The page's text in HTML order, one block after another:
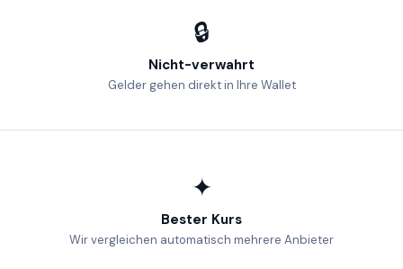
🔒
Nicht-verwahrt
Gelder gehen direkt in Ihre Wallet
✦
Bester Kurs
Wir vergleichen automatisch mehrere Anbieter